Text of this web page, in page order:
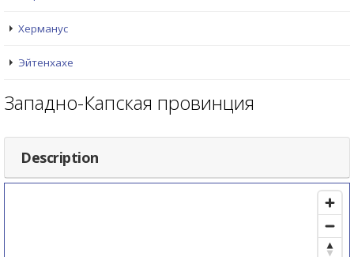
Херманус
Эйтенхахе
Западно-Капская провинция
Description